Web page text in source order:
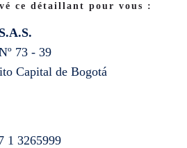
ce détaillant pour vous :
73 - 39
Capital de Bogotá
1 3265999